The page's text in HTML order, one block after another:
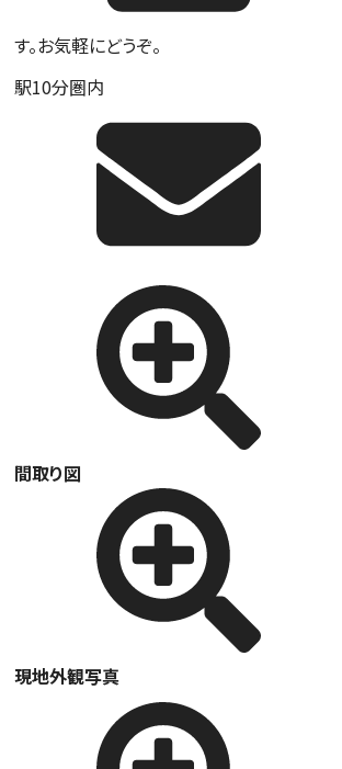
す。お気軽にどうぞ。
駅10分圏内
間取り図
現地外観写真